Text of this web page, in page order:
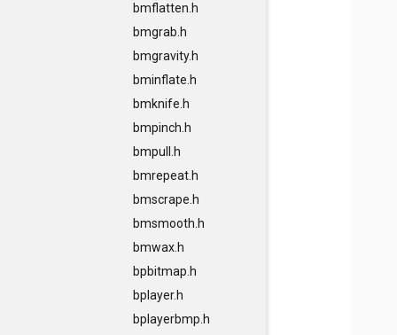
bmflatten.h
bmgrab.h
bmgravity.h
bminflate.h
bmknife.h
bmpinch.h
bmpull.h
bmrepeat.h
bmscrape.h
bmsmooth.h
bmwax.h
bpbitmap.h
bplayer.h
bplayerbmp.h